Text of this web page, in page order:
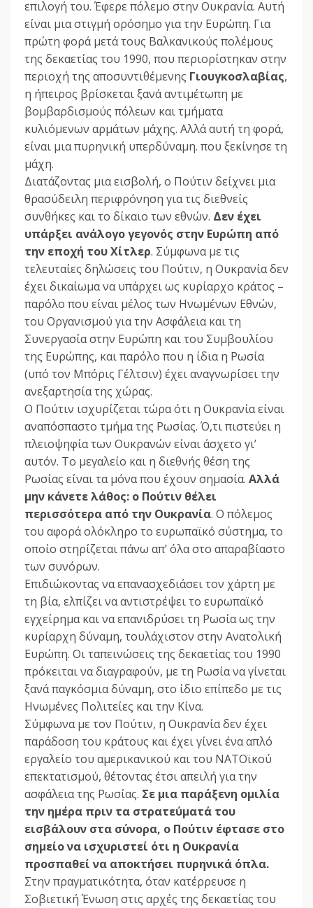
επιλογή του. Έφερε πόλεμο στην Ουκρανία. Αυτή
είναι μια στιγμή ορόσημο για την Ευρώπη. Για
πρώτη φορά μετά τους Βαλκανικούς πολέμους
της δεκαετίας του 1990, που περιορίστηκαν στην
περιοχή της αποσυντιθέμενης Γιουγκοσλαβίας,
η ήπειρος βρίσκεται ξανά αντιμέτωπη με
βομβαρδισμούς πόλεων και τμήματα
κυλιόμενων αρμάτων μάχης. Αλλά αυτή τη φορά,
είναι μια πυρηνική υπερδύναμη. που ξεκίνησε τη
μάχη.
Διατάζοντας μια εισβολή, ο Πούτιν δείχνει μια
θρασύδειλη περιφρόνηση για τις διεθνείς
συνθήκες και το δίκαιο των εθνών. Δεν έχει
υπάρξει ανάλογο γεγονός στην Ευρώπη από
την εποχή του Χίτλερ. Σύμφωνα με τις
τελευταίες δηλώσεις του Πούτιν, η Ουκρανία δεν
έχει δικαίωμα να υπάρχει ως κυρίαρχο κράτος –
παρόλο που είναι μέλος των Ηνωμένων Εθνών,
του Οργανισμού για την Ασφάλεια και τη
Συνεργασία στην Ευρώπη και του Συμβουλίου
της Ευρώπης, και παρόλο που η ίδια η Ρωσία
(υπό τον Μπόρις Γέλτσιν) έχει αναγνωρίσει την
ανεξαρτησία της χώρας.
Ο Πούτιν ισχυρίζεται τώρα ότι η Ουκρανία είναι
αναπόσπαστο τμήμα της Ρωσίας. Ό,τι πιστεύει η
πλειοψηφία των Ουκρανών είναι άσχετο γι’
αυτόν. Το μεγαλείο και η διεθνής θέση της
Ρωσίας είναι τα μόνα που έχουν σημασία. Αλλά
μην κάνετε λάθος: ο Πούτιν θέλει
περισσότερα από την Ουκρανία. Ο πόλεμος
του αφορά ολόκληρο το ευρωπαϊκό σύστημα, το
οποίο στηρίζεται πάνω απ’ όλα στο απαραβίαστο
των συνόρων.
Επιδιώκοντας να επανασχεδιάσει τον χάρτη με
τη βία, ελπίζει να αντιστρέψει το ευρωπαϊκό
εγχείρημα και να επανιδρύσει τη Ρωσία ως την
κυρίαρχη δύναμη, τουλάχιστον στην Ανατολική
Ευρώπη. Οι ταπεινώσεις της δεκαετίας του 1990
πρόκειται να διαγραφούν, με τη Ρωσία να γίνεται
ξανά παγκόσμια δύναμη, στο ίδιο επίπεδο με τις
Ηνωμένες Πολιτείες και την Κίνα.
Σύμφωνα με τον Πούτιν, η Ουκρανία δεν έχει
παράδοση του κράτους και έχει γίνει ένα απλό
εργαλείο του αμερικανικού και του ΝΑΤΟϊκού
επεκτατισμού, θέτοντας έτσι απειλή για την
ασφάλεια της Ρωσίας. Σε μια παράξενη ομιλία
την ημέρα πριν τα στρατεύματά του
εισβάλουν στα σύνορα, ο Πούτιν έφτασε στο
σημείο να ισχυριστεί ότι η Ουκρανία
προσπαθεί να αποκτήσει πυρηνικά όπλα.
Στην πραγματικότητα, όταν κατέρρευσε η
Σοβιετική Ένωση στις αρχές της δεκαετίας του